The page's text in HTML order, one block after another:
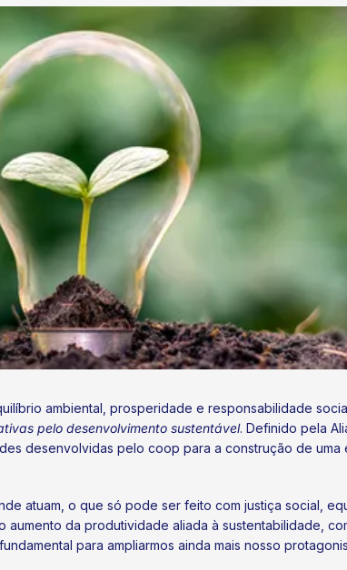
ambiental, prosperidade e responsabilidade
pelo desenvolvimento sustentável. Definido pela
desenvolvidas pelo coop para a construção de uma
atuam, o que só pode ser feito com justiça social,
da produtividade aliada à sustentabilidade,
para ampliarmos ainda mais nosso